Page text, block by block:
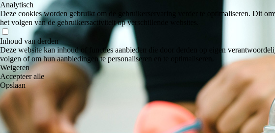
Analytisch
Deze cookies worden gebruikt om de gebruikerservaring verder te optimaliseren. Dit
het volgen van de gebruikersactiviteit op verschillende websites.
Inhoud van derden
Deze website kan inhoud of functies aanbieden die door derden op eigen
volgen of om hun aanbiedingen te personaliseren en te optimaliseren.
Weigeren
Accepteer alle
Opslaan